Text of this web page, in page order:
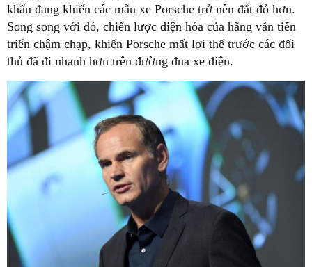
khẩu đang khiến các mẫu xe Porsche trở nên đắt đỏ hơn.
Song song với đó, chiến lược điện hóa của hãng vẫn tiến
triển chậm chạp, khiến Porsche mất lợi thế trước các đối
thủ đã đi nhanh hơn trên đường đua xe điện.